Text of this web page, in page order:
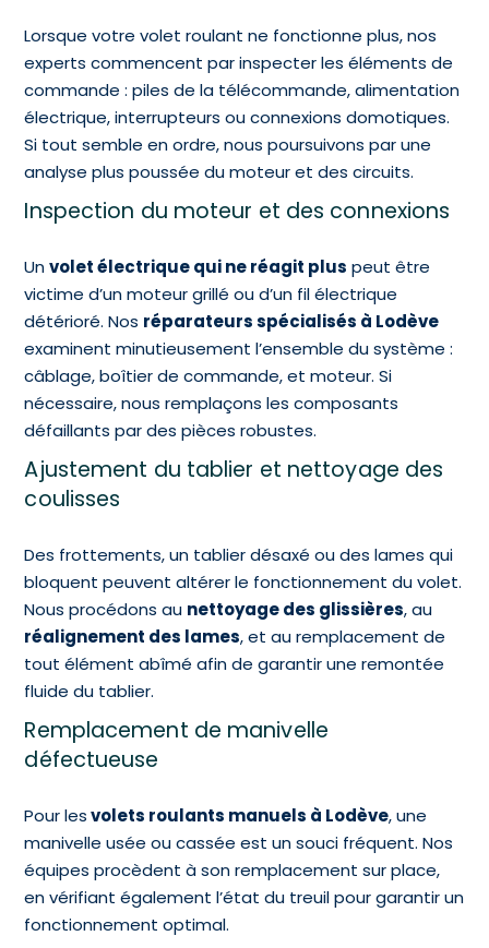
Lorsque votre volet roulant ne fonctionne plus, nos
experts commencent par inspecter les éléments de
commande : piles de la télécommande, alimentation
électrique, interrupteurs ou connexions domotiques.
Si tout semble en ordre, nous poursuivons par une
analyse plus poussée du moteur et des circuits.
Inspection du moteur et des connexions
Unvolet électrique qui ne réagit plus peut être
victime d’un moteur grillé ou d’un fil électrique
détérioré. Nos réparateurs spécialisés à Lodève
examinent minutieusement l’ensemble du système :
câblage, boîtier de commande, et moteur. Si
nécessaire, nous remplaçons les composants
défaillants par des pièces robustes.
Ajustement du tablier et nettoyage des
coulisses
Des frottements, un tablier désaxé ou des lames qui
bloquent peuvent altérer le fonctionnement du volet.
Nous procédons au nettoyage des glissières, au
réalignement des lames, et au remplacement de
tout élément abîmé afin de garantir une remontée
fluide du tablier.
Remplacement de manivelle
défectueuse
Pour lesvolets roulants manuels à Lodève, une
manivelle usée ou cassée est un souci fréquent. Nos
équipes procèdent à son remplacement sur place,
en vérifiant également l’état du treuil pour garantir un
fonctionnement optimal.